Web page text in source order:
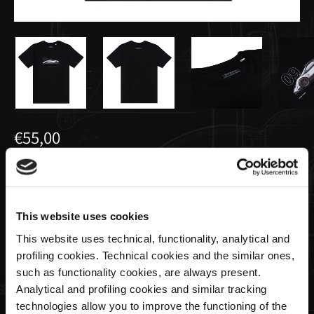
This website uses cookies
This website uses technical, functionality, analytical and
profiling cookies. Technical cookies and the similar ones,
such as functionality cookies, are always present.
Analytical and profiling cookies and similar tracking
technologies allow you to improve the functioning of the
€55,00
T-shirt Zonda 5 Noir
Taglia
Quantité